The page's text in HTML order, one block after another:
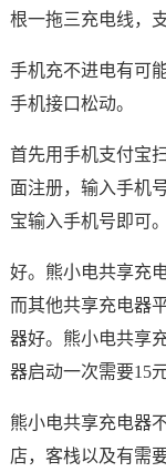
根一拖三充电线，
手机充不进电有可
手机接口松动。
首先用手机支付宝
面注册，输入手机
宝输入手机号即可。
好。熊小电共享充
而其他共享充电器
器好。熊小电共享
器启动一次需要15
熊小电共享充电器
店，客栈以及有需